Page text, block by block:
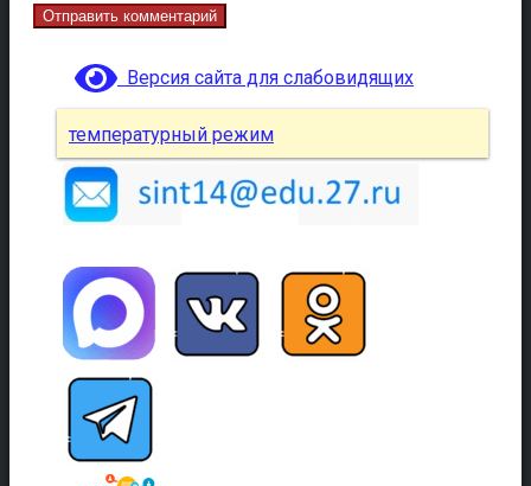
Версия сайта для слабовидящих
температурный режим